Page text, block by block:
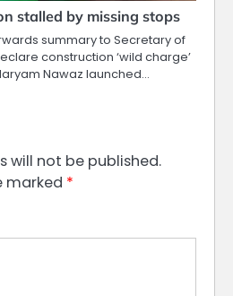
stalled by missing stops
summary to Secretary of
construction ‘wild charge’
Nawaz launched…
will not be published.
marked *